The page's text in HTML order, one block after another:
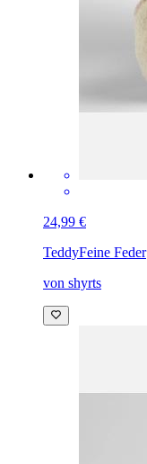
24,99 €
TeddyFeine Feder
von shyrts